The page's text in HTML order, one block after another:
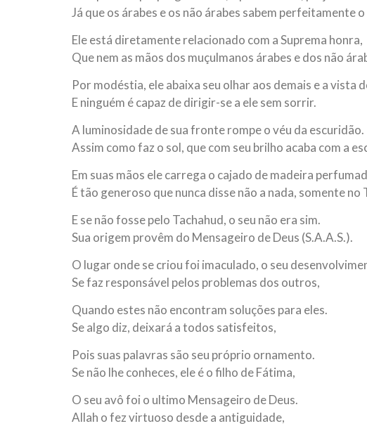
Já que os árabes e os não árabes sabem perfeitamente
Ele está diretamente relacionado com a Suprema honra,
Que nem as mãos dos muçulmanos árabes e dos não
Por modéstia, ele abaixa seu olhar aos demais e a vista
E ninguém é capaz de dirigir-se a ele sem sorrir.
A luminosidade de sua fronte rompe o véu da escuridão.
Assim como faz o sol, que com seu brilho acaba com a
Em suas mãos ele carrega o cajado de madeira
É tão generoso que nunca disse não a nada, somente no
E se não fosse pelo Tachahud, o seu não era sim.
Sua origem provêm do Mensageiro de Deus (S.A.A.S.).
O lugar onde se criou foi imaculado, o seu
Se faz responsável pelos problemas dos outros,
Quando estes não encontram soluções para eles.
Se algo diz, deixará a todos satisfeitos,
Pois suas palavras são seu próprio ornamento.
Se não lhe conheces, ele é o filho de Fátima,
O seu avô foi o ultimo Mensageiro de Deus.
Allah o fez virtuoso desde a antiguidade,